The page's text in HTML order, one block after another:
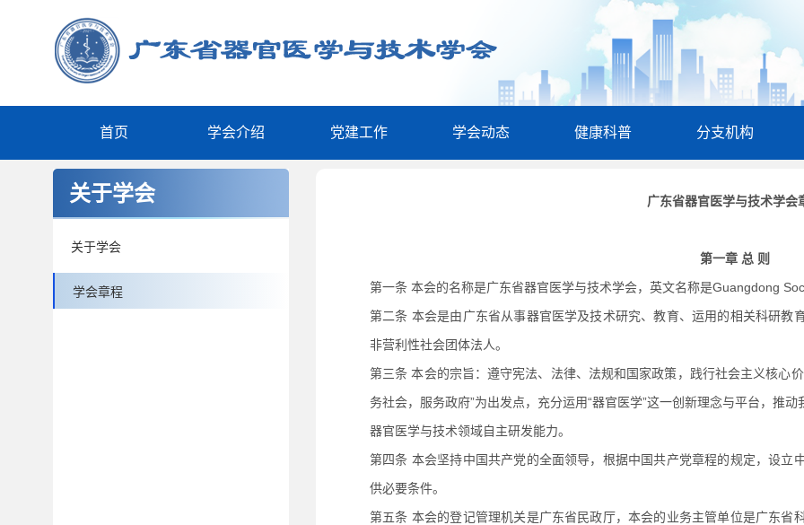
首页 学会介绍 党建工作 学会动态 健康科普 分支机构
关于学会
关于学会
学会章程
广东省器官医学与技术学会
第一章 总 则
第一条 本会的名称是广东省器官医学与技术学会，英文名称是Guangdong
第二条 本会是由广东省从事器官医学及技术研究、教育、运用的相关科研教
非营利性社会团体法人。
第三条 本会的宗旨：遵守宪法、法律、法规和国家政策，践行社会主义核心
务社会，服务政府”为出发点，充分运用“器官医学”这一创新理念与平台，推
器官医学与技术领域自主研发能力。
第四条 本会坚持中国共产党的全面领导，根据中国共产党章程的规定，设立
供必要条件。
第五条 本会的登记管理机关是广东省民政厅，本会的业务主管单位是广东省